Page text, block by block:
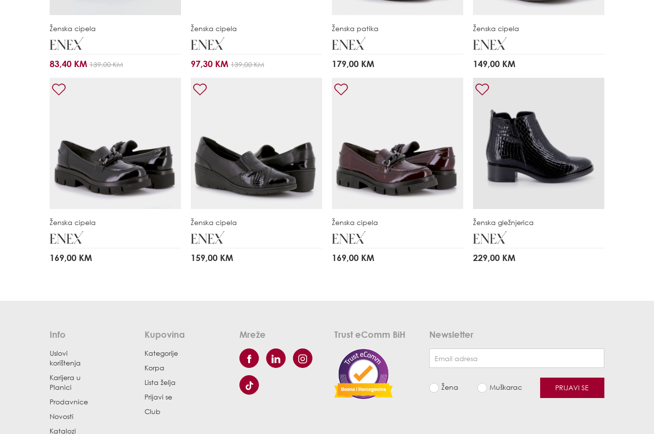
Ženska cipela
83,40 KM 139,00 KM
Ženska cipela
97,30 KM 139,00 KM
Ženska patika
179,00 KM
Ženska cipela
149,00 KM
Ženska cipela
169,00 KM
Ženska cipela
159,00 KM
Ženska cipela
169,00 KM
Ženska gležnjerica
229,00 KM
Info
Uslovi
korištenja
Karijera u
Planici
Prodavnice
Novosti
Katalozi
Kupovina
Kategorije
Korpa
Lista želja
Prijavi se
Club
Mreže Trust eComm BiH Newsletter
Žena Muškarac PRIJAVI SE